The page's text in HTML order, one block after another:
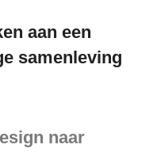
aan een
samenleving
naar